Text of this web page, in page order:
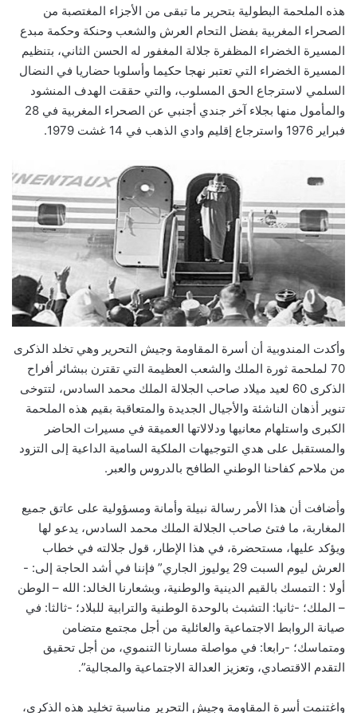
هذه الملحمة البطولية بتحرير ما تبقى من الأجزاء المغتصبة من
الصحراء المغربية بفضل التحام العرش والشعب وحنكة وحكمة مبدع
المسيرة الخضراء المظفرة جلالة المغفور له الحسن الثاني، بتنظيم
المسيرة الخضراء التي تعتبر نهجا حكيما وأسلوبا حضاريا في النضال
السلمي لاسترجاع الحق المسلوب، والتي حققت الهدف المنشود
والمأمول منها بجلاء آخر جندي أجنبي عن الصحراء المغربية في 28
فبراير 1976 واسترجاع إقليم وادي الذهب في 14 غشت 1979.
وأكدت المندوبية أن أسرة المقاومة وجيش التحرير وهي تخلد الذكرى
70 لملحمة ثورة الملك والشعب العظيمة التي تقترن ببشائر أفراح
الذكرى 60 لعيد ميلاد صاحب الجلالة الملك محمد السادس، لتتوخى
تنوير أذهان الناشئة والأجيال الجديدة والمتعاقبة بقيم هذه الملحمة
الكبرى واستلهام معانيها ودلالاتها العميقة في مسيرات الحاضر
والمستقبل على هدي التوجيهات الملكية السامية الداعية إلى التزود
من ملاحم كفاحنا الوطني الطافح بالدروس والعبر.
وأضافت أن هذا الأمر رسالة نبيلة وأمانة ومسؤولية على عاتق جميع
المغاربة، ما فتئ صاحب الجلالة الملك محمد السادس، يدعو لها
ويؤكد عليها، مستحضرة، في هذا الإطار، قول جلالته في خطاب
العرش ليوم السبت 29 يوليوز الجاري” فإننا في أشد الحاجة إلى: -
أولا : التمسك بالقيم الدينية والوطنية، وبشعارنا الخالد: الله – الوطن
– الملك؛ -ثانيا: التشبث بالوحدة الوطنية والترابية للبلاد؛ -ثالثا: في
صيانة الروابط الاجتماعية والعائلية من أجل مجتمع متضامن
ومتماسك؛ -رابعا: في مواصلة مسارنا التنموي، من أجل تحقيق
التقدم الاقتصادي، وتعزيز العدالة الاجتماعية والمجالية”.
واغتنمت أسرة المقاومة وجيش التحرير مناسبة تخليد هذه الذكرى،